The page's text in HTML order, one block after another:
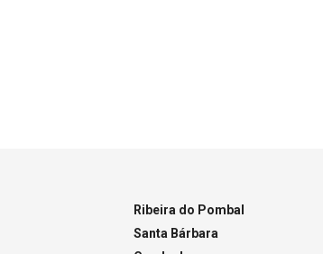
Ribeira do Pombal
Santa Bárbara